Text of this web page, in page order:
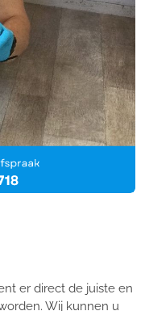
er direct de juiste en
Wij kunnen u